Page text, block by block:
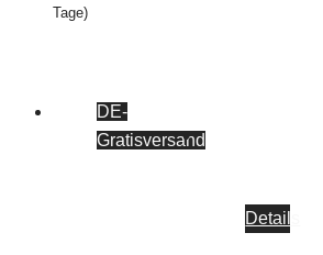
Tage)
DE-
Gratisversand
Details